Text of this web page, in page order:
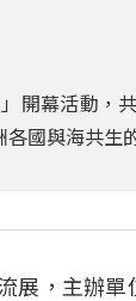
開幕活動，
國與海共生
展，主辦